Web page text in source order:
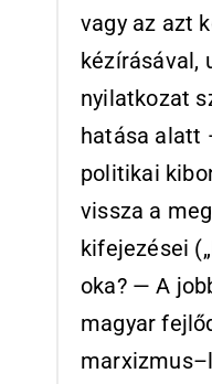
vagy az azt
kézírásával,
nyilatkozat
hatása alatt
politikai
vissza a
kifejezései
oka? — A
magyar